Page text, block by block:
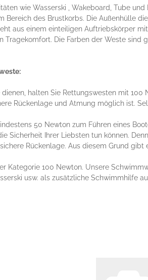
wie Wasserski , Wakeboard, Tube
des Brustkorbs. Die Außenhülle
aus einem einteiligen Auftriebskörper
Die Farben der Weste sind
halten Sie Rettungswesten mit
Rückenlage und Atmung möglich ist.
50 Newton zum Führen eines
Sicherheit Ihrer Liebsten tun können.
Rückenlage. Aus diesem Grund
Kategorie 100 Newton. Unsere
usw. als zusätzliche Schwimmhilfe